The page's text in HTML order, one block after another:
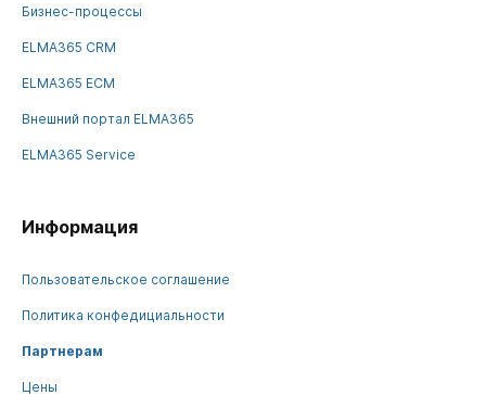
Бизнес-процессы
ELMA365 CRM
ELMA365 ECM
Внешний портал ELMA365
ELMA365 Service
Информация
Пользовательское соглашение
Политика конфедициальности
Партнерам
Цены